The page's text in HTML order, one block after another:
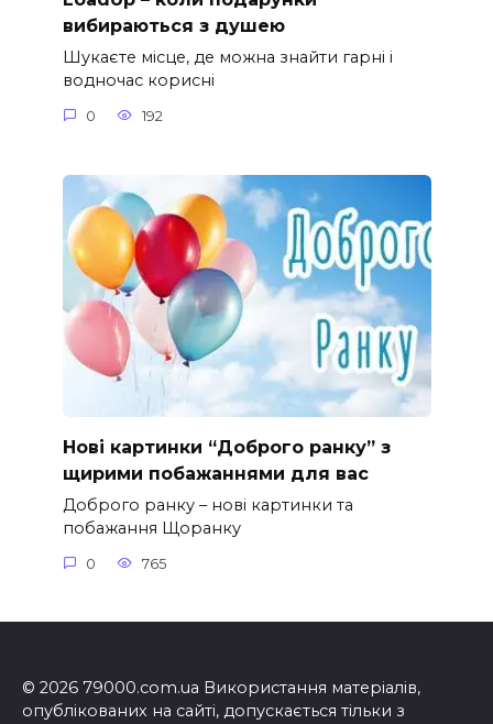
вибираються з душею
Шукаєте місце, де можна знайти гарні і
водночас корисні
0 192
Нові картинки “Доброго ранку” з
щирими побажаннями для вас
Доброго ранку – нові картинки та
побажання Щоранку
0 765
© 2026 79000.com.ua Використання матеріалів,
опублікованих на сайті, допускається тільки з